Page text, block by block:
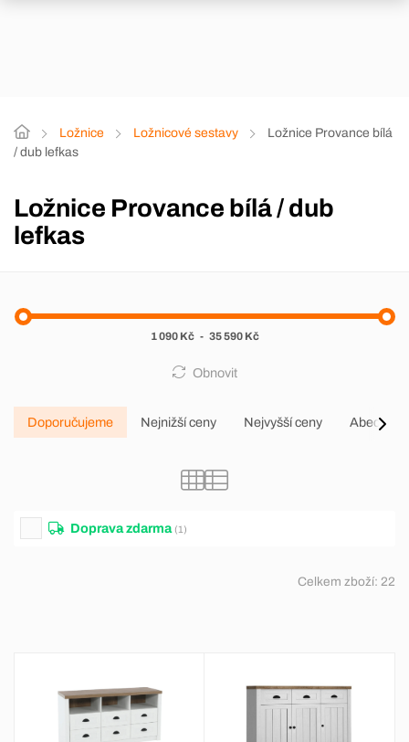
Ložnice Ložnicové sestavy
Ložnice Provance bílá
/ dub lefkas
Ložnice Provance bílá / dub
lefkas
1 090 Kč - 35 590 Kč
Obnovit
Doporučujeme Nejnižší ceny Nejvyšší ceny Abecedně
Doprava zdarma (1)
Celkem zboží: 22